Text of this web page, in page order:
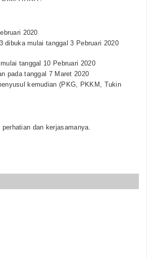
2020
dibuka mulai tanggal 3 Pebruari 2020
tanggal 10 Pebruari 2020
pada tanggal 7 Maret 2020
kemudian (PKG, PKKM, Tukin
dan kerjasamanya.